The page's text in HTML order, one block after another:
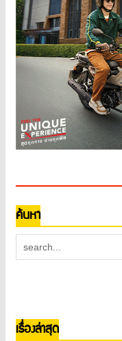
ค้นหา
เรื่องล่าสุด